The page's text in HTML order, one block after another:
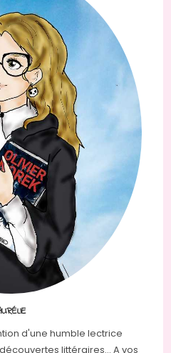
d'une humble lectrice
littéraires... A vos